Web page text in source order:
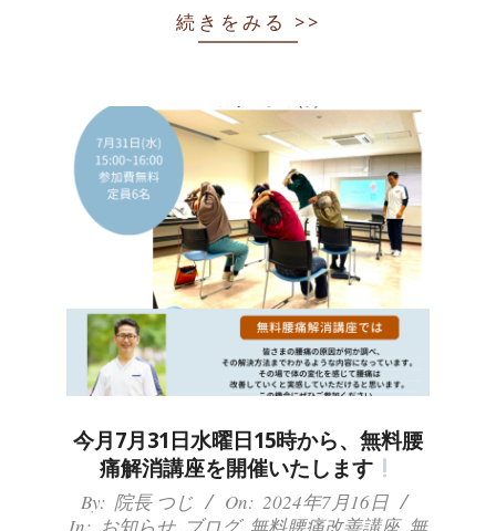
続きをみる >>
今月7月31日水曜日15時から、無料腰
痛解消講座を開催いたします
2024-
07-
By: 院長 つじ On: 2024年7月16日
In: お知らせ, ブログ, 無料腰痛改善講座, 無